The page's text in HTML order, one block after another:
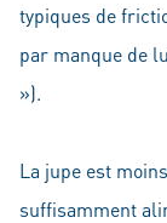
typiques de
par manque de
»).
La jupe est
suffisamment